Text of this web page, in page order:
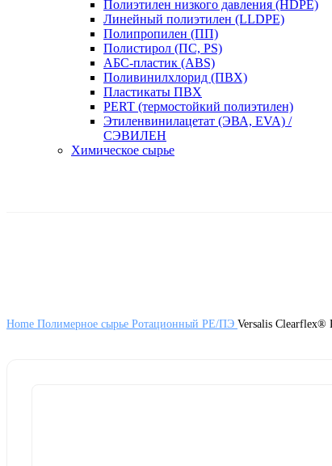
Полиэтилен низкого давления (HDPE)
Линейный полиэтилен (LLDPE)
Полипропилен (ПП)
Полистирол (ПС, PS)
АБС-пластик (ABS)
Поливинилхлорид (ПВХ)
Пластикаты ПВХ
PERT (термостойкий полиэтилен)
Этиленвинилацетат (ЭВА, EVA) /
СЭВИЛЕН
Химическое сырье
Home Полимерное сырье Ротационный PE/ПЭ Versalis